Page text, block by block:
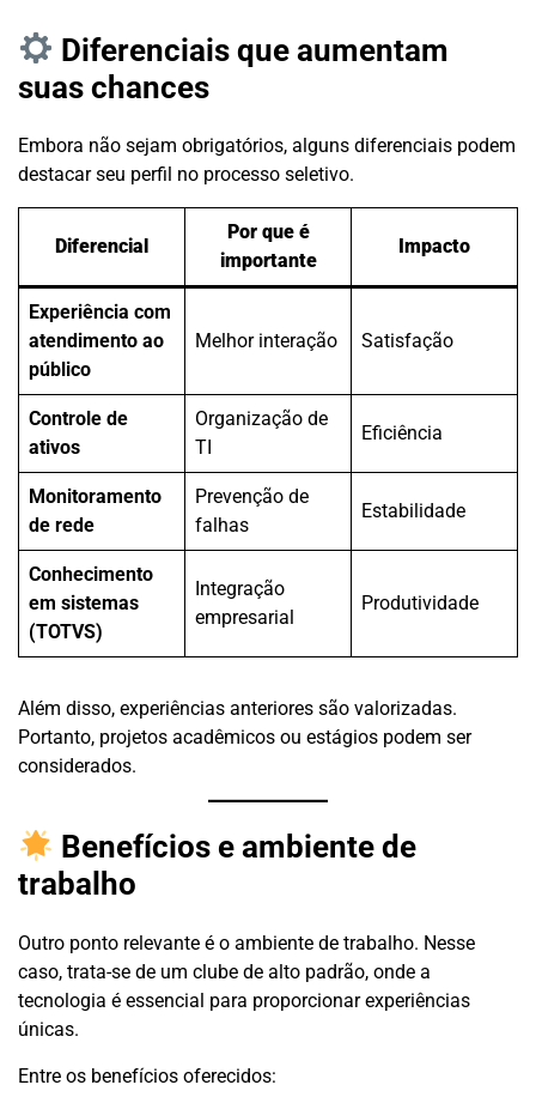
Diferenciais que aumentam
suas chances
Embora não sejam obrigatórios, alguns diferenciais podem
destacar seu perfil no processo seletivo.
Diferencial
Por que é
importante
Impacto
Experiência com
atendimento ao
público
Melhor interação Satisfação
Controle de
ativos
Organização de
TI
Eficiência
Monitoramento
de rede
Prevenção de
falhas
Estabilidade
Conhecimento
em sistemas
(TOTVS)
Integração
empresarial
Produtividade
Além disso, experiências anteriores são valorizadas.
Portanto, projetos acadêmicos ou estágios podem ser
considerados.
Benefícios e ambiente de
trabalho
Outro ponto relevante é o ambiente de trabalho. Nesse
caso, trata-se de um clube de alto padrão, onde a
tecnologia é essencial para proporcionar experiências
únicas.
Entre os benefícios oferecidos: